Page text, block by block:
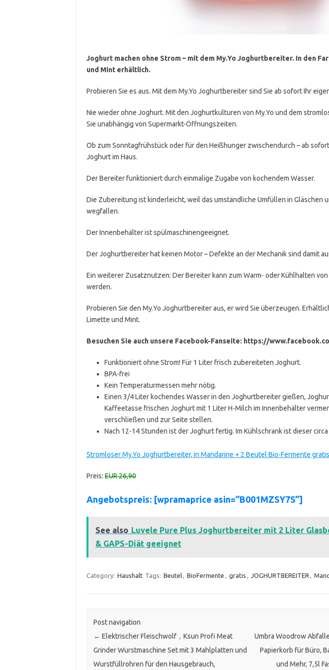
Joghurt machen ohne Strom – mit dem My.Yo Joghurtbereiter. In den
und Mint erhältlich.
Probieren Sie es aus. Mit dem My.Yo Joghurtbereiter sind Sie ab sofort Ihr
Nie wieder ohne Joghurt. Mit den Joghurtkulturen von My.Yo und dem
Sie unabhängig von Supermarkt-Öffnungszeiten.
Ob zum Sonntagfrühstück oder für den Heißhunger zwischendurch – ab
Joghurt im Haus.
Der Bereiter funktioniert durch einmalige Zugabe von kochendem Wasser.
Die Zubereitung ist kinderleicht, weil das umständliche Umfüllen in Gläschen
wegfallen.
Der Innenbehälter ist spülmaschinengeeignet.
Der Joghurtbereiter hat keinen Motor – Defekte an der Mechanik sind damit
Ein weiterer Zusatznutzen: Der Bereiter kann zum Warm- oder Kühlhalten
werden.
Probieren Sie den My.Yo Joghurtbereiter aus, er wird Sie überzeugen.
Limette und Mint.
Besuchen Sie auch unsere Facebook-Fanseite: https://
Funktioniert ohne Strom! Für 1 Liter frisch zubereiteten Joghurt.
BPA-frei
Kein Temperaturmessen mehr nötig.
Einen 3/4 Liter kochendes Wasser in den Joghurtbereiter gießen,
Kaffeetasse frischen Joghurt mit 1 Liter H-Milch im Innenbehälter
verschließen und zur Seite stellen.
Nach 12-14 Stunden ist der Joghurt fertig. Im Kühlschrank ist dieser
Stromloser My.Yo Joghurtbereiter, in Mandarine + 2 Beutel Bio-Fermente
Preis:EUR 26,90
Angebotspreis: [wpramaprice asin=”B001MZSY7S”]
See also Luvele Pure Plus Joghurtbereiter mit 2 Liter
& GAPS-Diät geeignet
Category: Haushalt Tags: Beutel, BioFermente , gratis , JOGHURTBEREITER ,
Post navigation
← Elektrischer Fleischwolf，Ksun Profi Meat
Grinder Wurstmaschine Set mit 3 Mahlplatten und
Wurstfüllrohren für den Hausgebrauch,
Umbra Woodrow
Papierkorb für Büro,
und Mehr, 7,5l